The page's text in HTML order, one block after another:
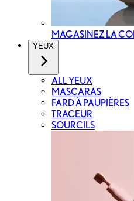
MAGASINEZ LA
YEUX
ALL YEUX
MASCARAS
FARD À PAUPIÈRES
TRACEUR
SOURCILS